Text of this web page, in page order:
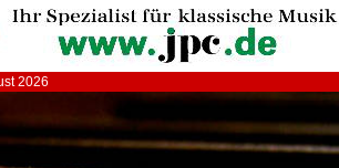
2026